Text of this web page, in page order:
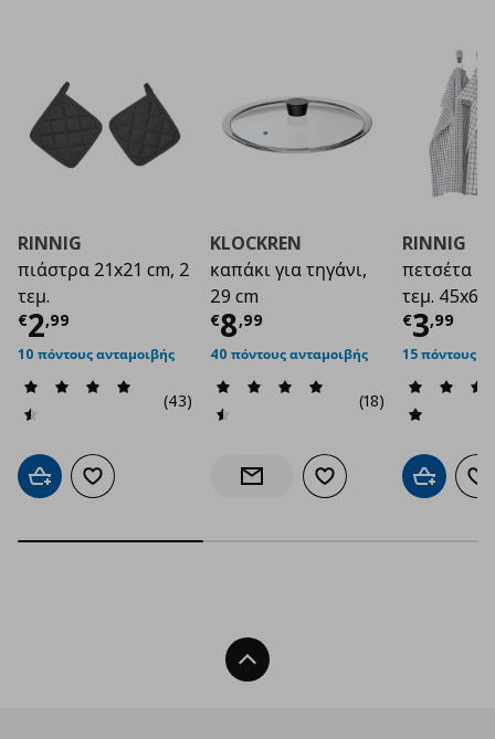
RINNIG
πιάστρα 21x21 cm, 2
τεμ.
€2,99
Τρέχουσα τιμή€ 2,99
10 πόντους ανταμοιβής
(43)
Προσθήκη στο καλάθι
Προσθήκη στα αγαπημένα
KLOCKREN
καπάκι για τηγάνι,
29 cm
€8,99
Τρέχουσα τιμή€
40 πόντους ανταμοιβής
(18)
Ενημέρωση διαθεσιμότητας
Προσθήκη στα
RINNIG
πετσέτα
τεμ. 45x60
€3,99
15 πόντους
Προσθήκη
Back To Top